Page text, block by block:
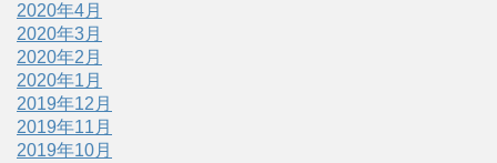
2020年4月
2020年3月
2020年2月
2020年1月
2019年12月
2019年11月
2019年10月